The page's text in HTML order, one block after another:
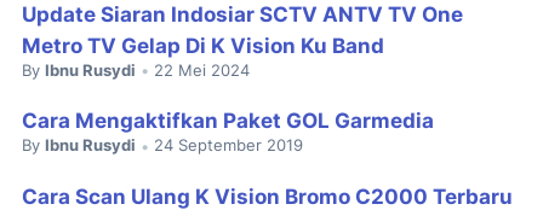
Update Siaran Indosiar SCTV ANTV TV One
Metro TV Gelap Di K Vision Ku Band
By Ibnu Rusydi • 22 Mei 2024
Cara Mengaktifkan Paket GOL Garmedia
By Ibnu Rusydi • 24 September 2019
Cara Scan Ulang K Vision Bromo C2000 Terbaru